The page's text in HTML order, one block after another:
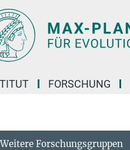
FORSCHUNG
Weitere Forschungsgruppen